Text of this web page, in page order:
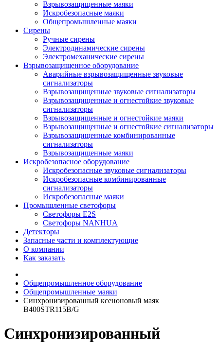
Взрывозащищенные маяки
Искробезопасные маяки
Общепромышленные маяки
Сирены
Ручные сирены
Электродинамические сирены
Электромеханические сирены
Взрывозащищенное оборудование
Аварийные взрывозащищенные звуковые
сигнализаторы
Взрывозащищенные звуковые сигнализаторы
Взрывозащищенные и огнестойкие звуковые
сигнализаторы
Взрывозащищенные и огнестойкие маяки
Взрывозащищенные и огнестойкие сигнализаторы
Взрывозащищенные комбинированные
сигнализаторы
Взрывозащищенные маяки
Искробезопасное оборудование
Искробезопасные звуковые сигнализаторы
Искробезопасные комбинированные
сигнализаторы
Искробезопасные маяки
Промышленные светофоры
Светофоры E2S
Светофоры NANHUA
Детекторы
Запасные части и комплектующие
О компании
Как заказать
Общепромышленное оборудование
Общепромышленные маяки
Синхронизированный ксеноновый маяк
B400STR115B/G
Синхронизированный